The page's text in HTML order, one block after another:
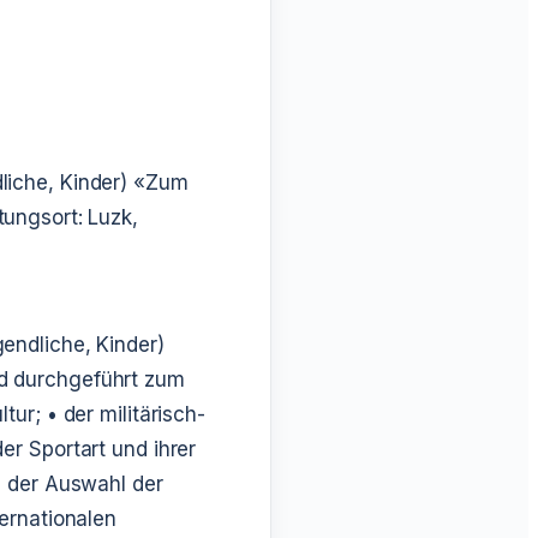
Kinder) «Zum
Luzk,
Kinder)
durchgeführt zum
• der militärisch-
Sportart und ihrer
Auswahl der